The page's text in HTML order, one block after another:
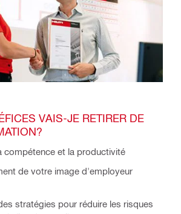
VAIS-JE RETIRER DE
compétence et la productivité
de votre image d'employeur
stratégies pour réduire les risques